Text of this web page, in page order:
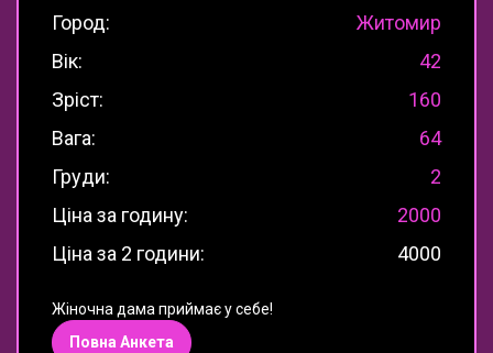
Город:
Житомир
Вік:
42
Зріст:
160
Вага:
64
Груди:
2
Ціна за годину:
2000
Ціна за 2 години:
4000
Жіночна дама приймає у себе!
Повна Анкета